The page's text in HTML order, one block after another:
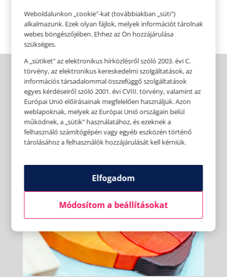
Weboldalunkon „cookie"-kat (továbbiakban „süti")
alkalmazunk. Ezek olyan fájlok, melyek információt tárolnak
webes böngészőjében. Ehhez az Ön hozzájárulása
szükséges.
A „sütiket" az elektronikus hírközlésről szóló 2003. évi C.
törvény, az elektronikus kereskedelmi szolgáltatások, az
információs társadalommal összefüggő szolgáltatások
egyes kérdéseiről szóló 2001. évi CVIII. törvény, valamint az
Európai Unió előírásainak megfelelően használjuk. Azon
weblapoknak, melyek az Európai Unió országain belül
működnek, a „sütik" használatához, és ezeknek a
felhasználó számítógépén vagy egyéb eszközén történő
tárolásához a felhasználók hozzájárulását kell kérniük.
Elfogadom
Módosítom a beállításokat